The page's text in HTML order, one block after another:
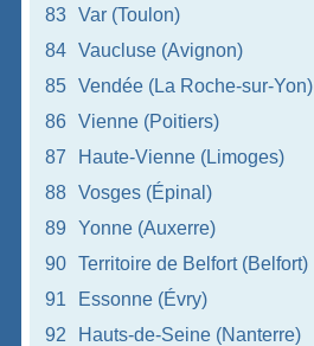
83
Var (Toulon)
84
Vaucluse (Avignon)
85
Vendée (La Roche-sur-Yon)
86
Vienne (Poitiers)
87
Haute-Vienne (Limoges)
88
Vosges (Épinal)
89
Yonne (Auxerre)
90
Territoire de Belfort (Belfort)
91
Essonne (Évry)
92
Hauts-de-Seine (Nanterre)